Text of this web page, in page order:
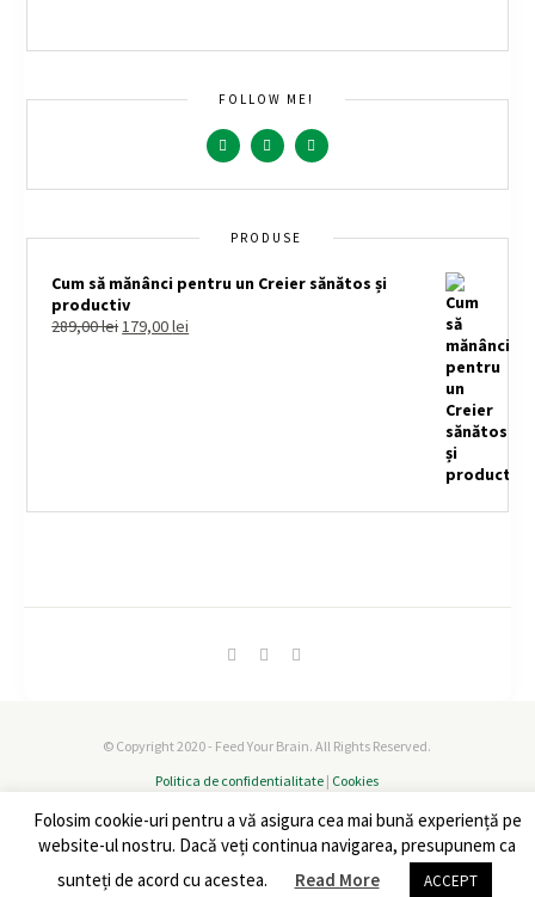
FOLLOW ME!
PRODUSE
Cum să mănânci pentru un Creier sănătos și
productiv
289,00lei 179,00lei
© Copyright 2020 - Feed Your Brain. All Rights Reserved.
Politica de confidentialitate | Cookies
Folosim cookie-uri pentru a vă asigura cea mai bună experiență pe
website-ul nostru. Dacă veți continua navigarea, presupunem ca
sunteți de acord cu acestea.
Read More ACCEPT